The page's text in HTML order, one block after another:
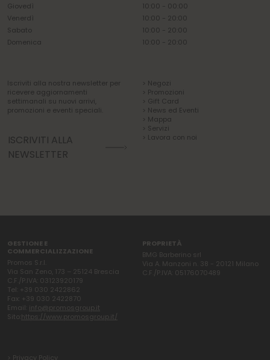
Giovedì
10:00 - 00:00
Venerdì
10:00 - 20:00
Sabato
10:00 - 20:00
Domenica
10:00 - 20:00
Iscriviti alla nostra newsletter per
ricevere aggiornamenti
settimanali su nuovi arrivi,
promozioni e eventi speciali.
ISCRIVITI ALLA
NEWSLETTER
> Negozi
> Promozioni
> Gift Card
> News ed Eventi
> Mappa
> Servizi
> Lavora con noi
GESTIONE E
COMMERCIALIZZAZIONE
Promos S.r.l.
Via San Zeno, 173 – 25124 Brescia
C.F./P.IVA: 03123920179
Tel: +39 030 2422862
Fax: +39 030 2422870
Email: info@promosgroup.it
Sito:https://www.promosgroup.it/
PROPRIETÀ
BMG Barberino srl
Via A. Manzoni n. 38 - 20121 Milano
C.F./P.IVA: 05176070489
> Privacy Policy